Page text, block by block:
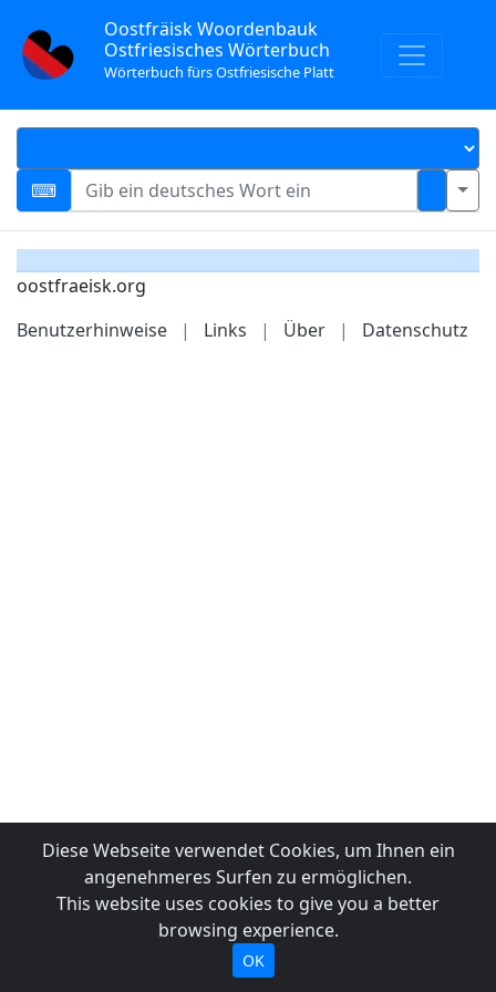
Oostfräisk Woordenbauk
Ostfriesisches Wörterbuch
Wörterbuch fürs Ostfriesische Platt
oostfraeisk.org
Benutzerhinweise
| Links | Über | Datenschutz
Diese Webseite verwendet Cookies, um Ihnen ein
angenehmeres Surfen zu ermöglichen.
This website uses cookies to give you a better
browsing experience.
OK